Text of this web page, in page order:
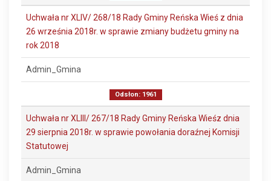
Uchwała nr XLIV/ 268/18 Rady Gminy Reńska Wieś z dnia
26 września 2018r. w sprawie zmiany budżetu gminy na
rok 2018
Admin_Gmina
Odsłon: 1961
Uchwała nr XLIII/ 267/18 Rady Gminy Reńska Wieśz dnia
29 sierpnia 2018r. w sprawie powołania doraźnej Komisji
Statutowej
Admin_Gmina